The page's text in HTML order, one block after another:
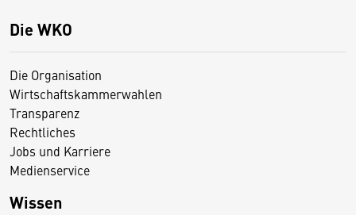
Die WKO
Die Organisation
Wirtschaftskammerwahlen
Transparenz
Rechtliches
Jobs und Karriere
Medienservice
Wissen